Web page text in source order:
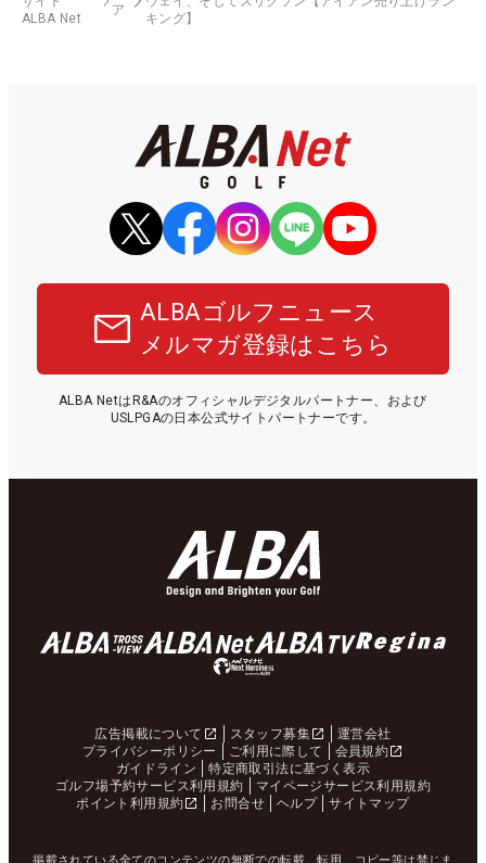
ALBA Net
ア
キング】
ALBAゴルフニュース
メルマガ登録はこちら
ALBA NetはR&Aのオフィシャルデジタルパートナー、および
USLPGAの日本公式サイトパートナーです。
広告掲載について スタッフ募集
運営会社
プライバシーポリシー
ご利用に際して
会員規約
ガイドライン
特定商取引法に基づく表示
ゴルフ場予約サービス利用規約
マイページサービス利用規約
ポイント利用規約
お問合せ ヘルプ サイトマップ